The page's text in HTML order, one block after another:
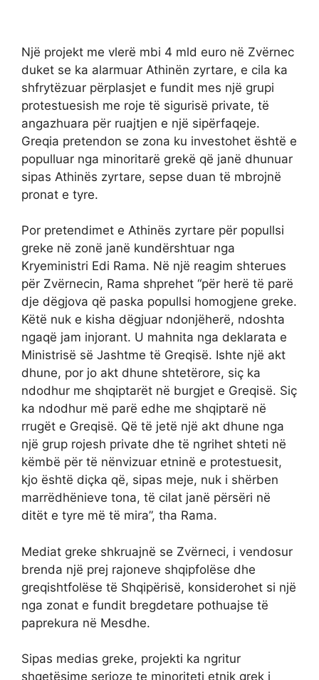
Një projekt me vlerë mbi 4 mld euro në Zvërnec
duket se ka alarmuar Athinën zyrtare, e cila ka
shfrytëzuar përplasjet e fundit mes një grupi
protestuesish me roje të sigurisë private, të
angazhuara për ruajtjen e një sipërfaqeje.
Greqia pretendon se zona ku investohet është e
populluar nga minoritarë grekë që janë dhunuar
sipas Athinës zyrtare, sepse duan të mbrojnë
pronat e tyre.
Por pretendimet e Athinës zyrtare për popullsi
greke në zonë janë kundërshtuar nga
Kryeministri Edi Rama. Në një reagim shterues
për Zvërnecin, Rama shprehet “për herë të parë
dje dëgjova që paska popullsi homogjene greke.
Këtë nuk e kisha dëgjuar ndonjëherë, ndoshta
ngaqë jam injorant. U mahnita nga deklarata e
Ministrisë së Jashtme të Greqisë. Ishte një akt
dhune, por jo akt dhune shtetërore, siç ka
ndodhur me shqiptarët në burgjet e Greqisë. Siç
ka ndodhur më parë edhe me shqiptarë në
rrugët e Greqisë. Që të jetë një akt dhune nga
një grup rojesh private dhe të ngrihet shteti në
këmbë për të nënvizuar etninë e protestuesit,
kjo është diçka që, sipas meje, nuk i shërben
marrëdhënieve tona, të cilat janë përsëri në
ditët e tyre më të mira”, tha Rama.
Mediat greke shkruajnë se Zvërneci, i vendosur
brenda një prej rajoneve shqipfolëse dhe
greqishtfolëse të Shqipërisë, konsiderohet si një
nga zonat e fundit bregdetare pothuajse të
paprekura në Mesdhe.
Sipas medias greke, projekti ka ngritur
shqetësime serioze te minoriteti etnik grek i